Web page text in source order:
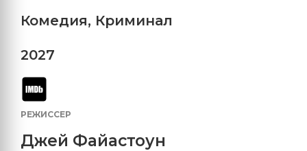
Комедия, Криминал
2027
РЕЖИССЕР
Джей Файастоун